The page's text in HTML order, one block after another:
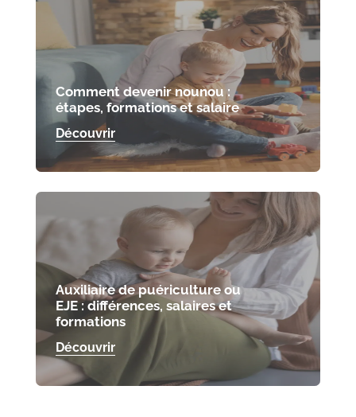
Comment devenir nounou :
étapes, formations et salaire
Découvrir
Auxiliaire de puériculture ou
EJE : différences, salaires et
formations
Découvrir